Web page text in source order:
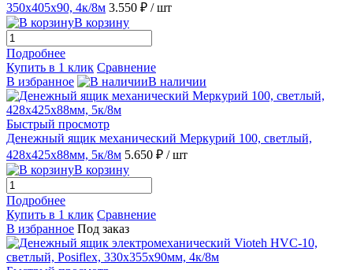
350х405х90, 4к/8м 3.550 ₽ / шт
В корзину
Подробнее
Купить в 1 клик Сравнение
В избранное
В наличии
Быстрый просмотр
Денежный ящик механический Меркурий 100, светлый,
428х425х88мм, 5к/8м 5.650 ₽ / шт
В корзину
Подробнее
Купить в 1 клик Сравнение
В избранное Под заказ